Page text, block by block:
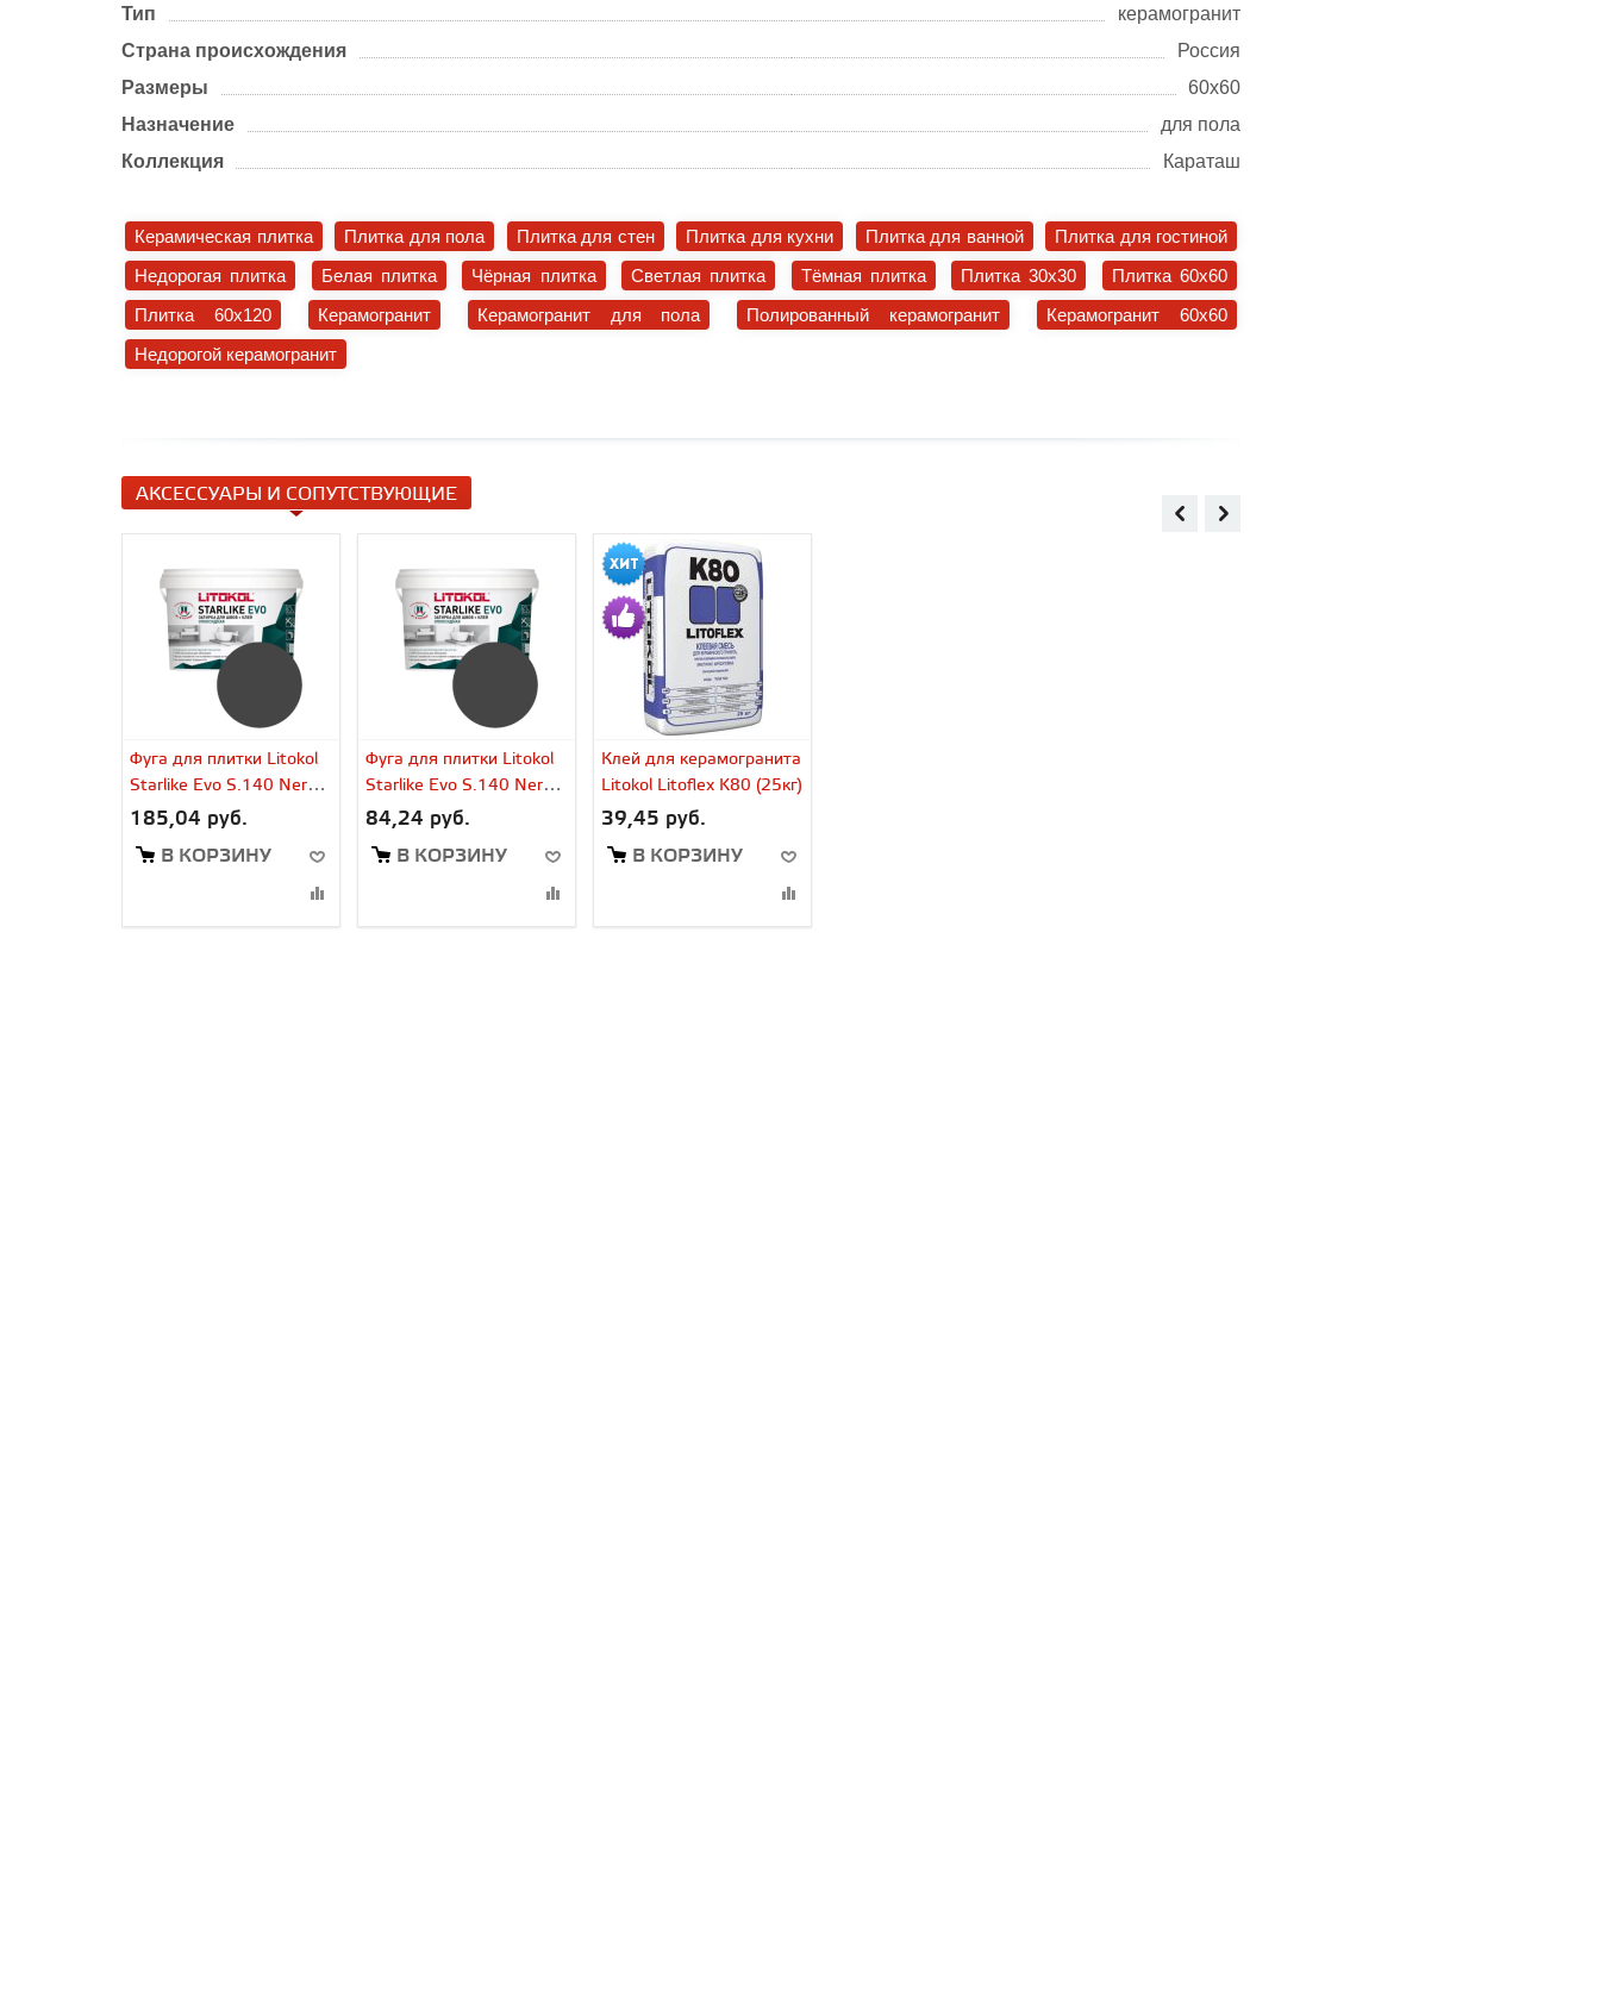
Тип
керамогранит
Страна происхождения
Россия
Размеры
60х60
Назначение
для пола
Коллекция
Караташ
Керамическая плитка Плитка для пола Плитка для стен Плитка для кухни Плитка для ванной
Плитка для гостиной
Недорогая плитка
Белая плитка Чёрная плитка Светлая плитка Тёмная плитка Плитка 30x30
Плитка 60x60
Плитка 60x120
Керамогранит Керамогранит для пола Полированный керамогранит
Керамогранит 60x60
Недорогой керамогранит
АКСЕССУАРЫ И СОПУТСТВУЮЩИЕ
Фуга для плитки Litokol
Starlike Evo S.140 Nero
Grafite (2,5 кг)
185,04 руб.
В КОРЗИНУ
Фуга для плитки Litokol
Starlike Evo S.140 Nero
Grafite (1 кг)
84,24 руб.
В КОРЗИНУ
Клей для керамогранита
Litokol Litoflex K80 (25кг)
39,45 руб.
В КОРЗИНУ